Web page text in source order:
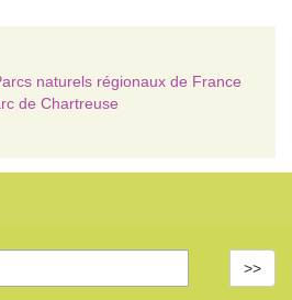
naturels régionaux de France
de Chartreuse
>>